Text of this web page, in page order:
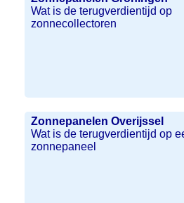
Wat is de terugverdientijd op
zonnecollectoren
Zonnepanelen Overijssel
Wat is de terugverdientijd op
zonnepaneel